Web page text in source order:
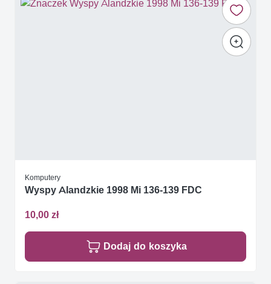
Komputery
Wyspy Alandzkie 1998 Mi 136-139 FDC
10,00 zł
Dodaj do koszyka